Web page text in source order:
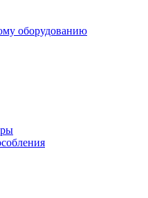
оборудованию